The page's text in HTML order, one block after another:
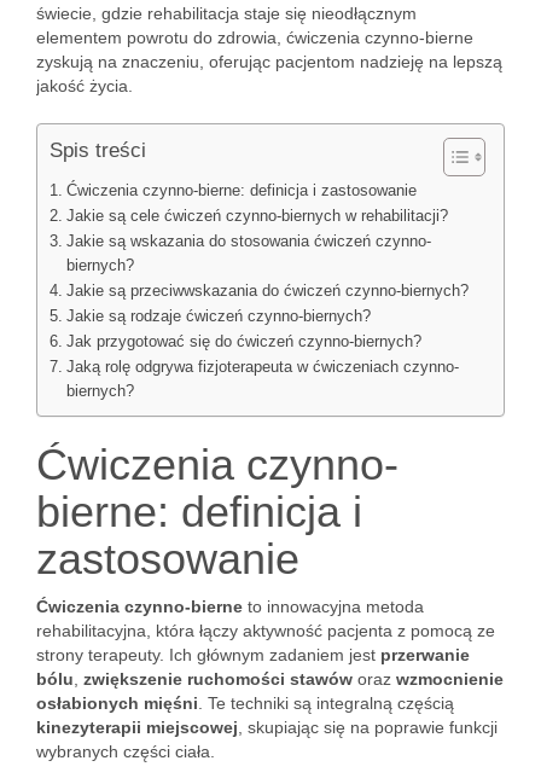
świecie, gdzie rehabilitacja staje się nieodłącznym
elementem powrotu do zdrowia, ćwiczenia czynno-bierne
zyskują na znaczeniu, oferując pacjentom nadzieję na lepszą
jakość życia.
Spis treści
Ćwiczenia czynno-bierne: definicja i zastosowanie
Jakie są cele ćwiczeń czynno-biernych w rehabilitacji?
Jakie są wskazania do stosowania ćwiczeń czynno-
biernych?
Jakie są przeciwwskazania do ćwiczeń czynno-biernych?
Jakie są rodzaje ćwiczeń czynno-biernych?
Jak przygotować się do ćwiczeń czynno-biernych?
Jaką rolę odgrywa fizjoterapeuta w ćwiczeniach czynno-
biernych?
Ćwiczenia czynno-
bierne: definicja i
zastosowanie
Ćwiczenia czynno-bierne to innowacyjna metoda
rehabilitacyjna, która łączy aktywność pacjenta z pomocą ze
strony terapeuty. Ich głównym zadaniem jest przerwanie
bólu zwiększenie ruchomości stawów oraz wzmocnienie
osłabionych mięśni . Te techniki są integralną częścią
kinezyterapii miejscowej , skupiając się na poprawie funkcji
wybranych części ciała.